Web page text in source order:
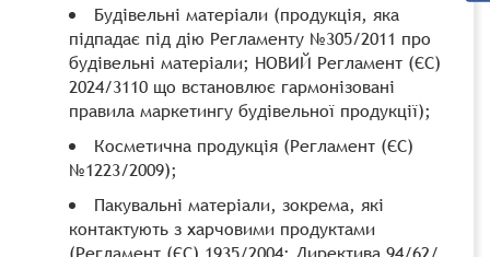
Будівельні матеріали (продукція, яка
підпадає під дію Регламенту №305/2011 про
будівельні матеріали; НОВИЙ Регламент (ЄС)
2024/3110 що встановлює гармонізовані
правила маркетингу будівельної продукції);
Косметична продукція (Регламент (ЄС)
№1223/2009);
Пакувальні матеріали, зокрема, які
контактують з харчовими продуктами